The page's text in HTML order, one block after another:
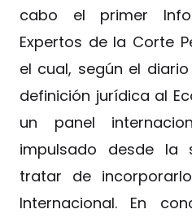
cabo el primer
Expertos de la Corte
el cual, según el
definición jurídica al
un panel
impulsado desde la
tratar de
Internacional. En